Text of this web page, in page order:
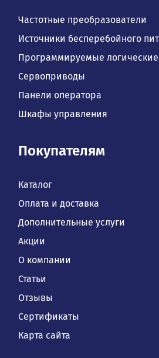
Частотные преобразователи
Источники бесперебойного
Программируемые
Сервоприводы
Панели оператора
Шкафы управления
Покупателям
Каталог
Оплата и доставка
Дополнительные услуги
Акции
О компании
Статьи
Отзывы
Сертификаты
Карта сайта